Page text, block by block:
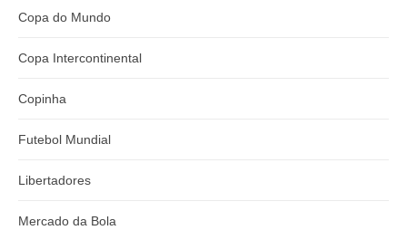
Copa do Mundo
Copa Intercontinental
Copinha
Futebol Mundial
Libertadores
Mercado da Bola